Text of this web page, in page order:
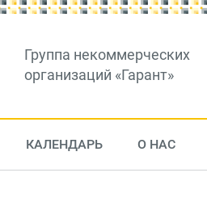
Группа некоммерческих
организаций «Гарант»
КАЛЕНДАРЬ О НАС